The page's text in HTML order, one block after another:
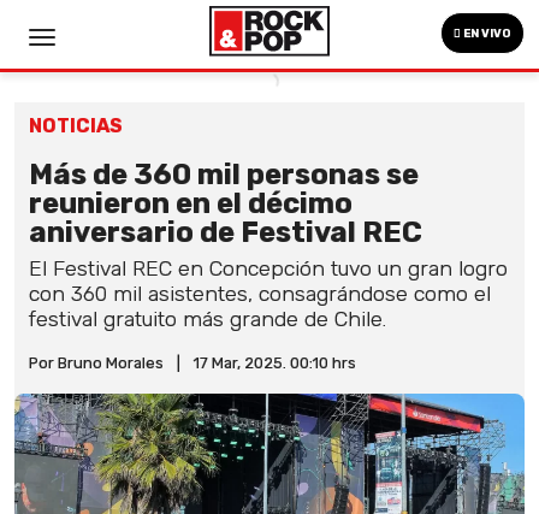
EN VIVO
NOTICIAS
Más de 360 mil personas se
reunieron en el décimo
aniversario de Festival REC
El Festival REC en Concepción tuvo un gran logro
con 360 mil asistentes, consagrándose como el
festival gratuito más grande de Chile.
Por Bruno Morales 17 Mar, 2025. 00:10 hrs